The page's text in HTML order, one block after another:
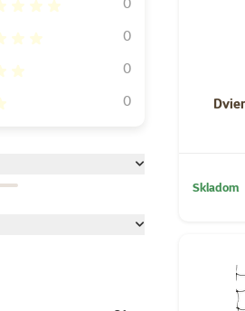
60%
0
40%
0
20%
0
Skladom